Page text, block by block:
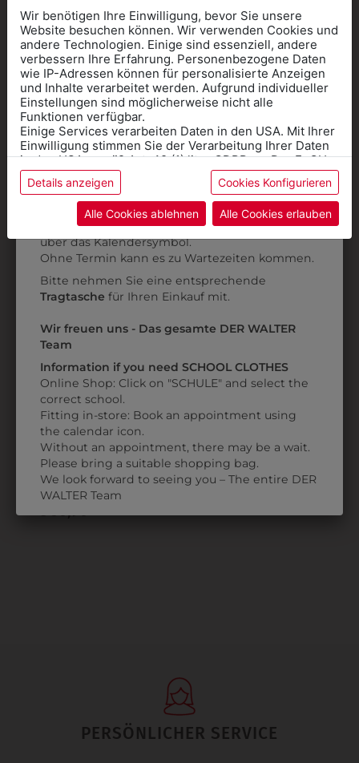
661500002
KOCHJACKE WEISS
€ 89,90
6KJ09T70095
KOCHJACKE SLIM
€ 79,90
ZULETZT ANGESEHEN
2168366521
STEPPGILET
€ 56,90
PERSÖNLICHER SERVICE
Informationen wenn Sie
Kleidung
für die SCHULE
benötigen
Online Shop: Klick auf SCHULE in der
Kategorie und die richtige Schule auswählen.
AnprobeVorort im Geschäft: Termin buchen
über das Kalendersymbol.
Ohne Termin kann es zu Wartezeiten kommen.
Bitte nehmen Sie eine entsprechende
Tragtasche für Ihren Einkauf mit.
Wir freuen uns - Das gesamte DER WALTER
Team
Information if you need SCHOOL CLOTHES
Online Shop: Click on "SCHULE" and select the
correct school.
Fitting in-store: Book an appointment using
the calendar icon.
Without an appointment, there may be a wait.
Please bring a suitable shopping bag.
We look forward to seeing you – The entire DER
WALTER Team
Wir benötigen Ihre Einwilligung, bevor Sie unsere
Website besuchen können. Wir verwenden Cookies und
andere Technologien. Einige sind essenziell, andere
verbessern Ihre Erfahrung. Personenbezogene Daten
wie IP-Adressen können für personalisierte Anzeigen
und Inhalte verarbeitet werden. Aufgrund individueller
Einstellungen sind möglicherweise nicht alle
Funktionen verfügbar.
Einige Services verarbeiten Daten in den USA. Mit Ihrer
Einwilligung stimmen Sie der Verarbeitung Ihrer Daten
in den USA gemäß Art. 49 (1) lit. a GDPR zu. Der EuGH
stuft die USA als Land mit unzureichendem Datenschutz
ein, und es besteht das Risiko, dass US-Behörden
Daten ohne Klagemöglichkeit für Europäer überwachen.
Datenschutzerklärungbzw. im
Details anzeigen Cookies Konfigurieren
Alle Cookies ablehnen Alle Cookies erlauben